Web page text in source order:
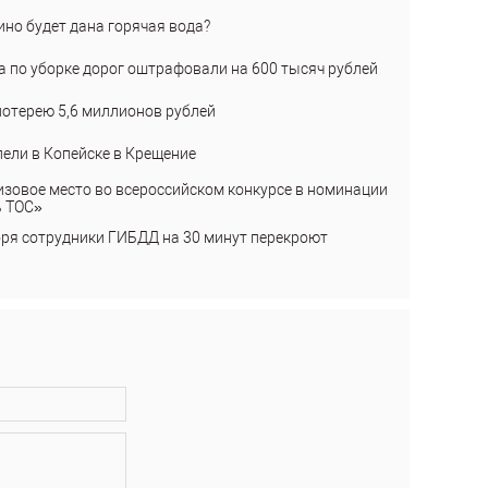
будет дана горячая вода?
по уборке дорог оштрафовали на 600 тысяч рублей
5,6 миллионов рублей
в Копейске в Крещение
место во всероссийском конкурсе в номинации
ТОС»
сотрудники ГИБДД на 30 минут перекроют